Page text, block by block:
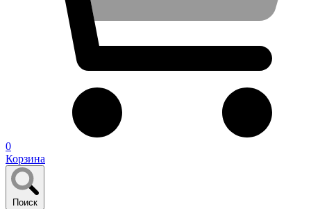
0
Корзина
Поиск